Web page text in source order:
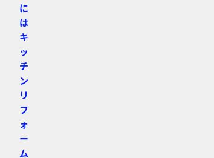
に
は
キ
ッ
チ
ン
リ
フ
ォ
ー
ム